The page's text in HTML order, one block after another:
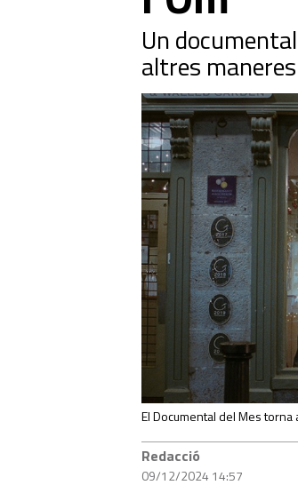
Un
altres
El Documental del Mes torna
Redacció
09/12/2024 14:57